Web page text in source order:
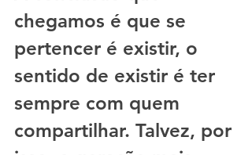
chegamos é que se
pertencer é existir, o
sentido de existir é ter
sempre com quem
compartilhar. Talvez, por